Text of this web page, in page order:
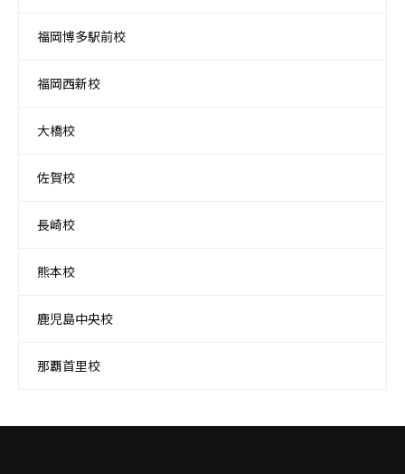
福岡博多駅前校
福岡西新校
大橋校
佐賀校
長崎校
熊本校
鹿児島中央校
那覇首里校